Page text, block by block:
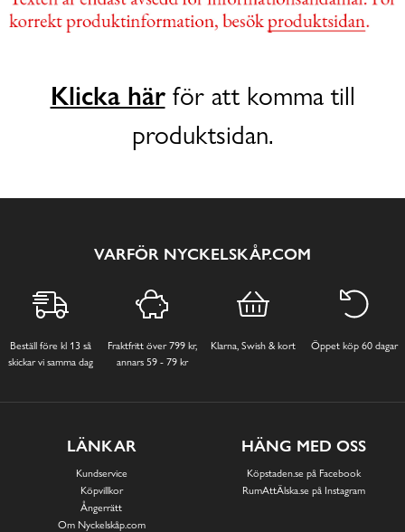
Klicka härför att komma till
produktsidan.
VARFÖR NYCKELSKÅP.COM
Beställ före kl 13 så
skickar vi samma dag
Fraktfritt över 799 kr,
annars 59 - 79 kr
Klarna, Swish & kort Öppet köp 60 dagar
LÄNKAR
Kundservice
Köpvillkor
Ångerrätt
Om Nyckelskåp.com
HÄNG MED OSS
Köpstaden.se på Facebook
RumAttÄlska.se på Instagram